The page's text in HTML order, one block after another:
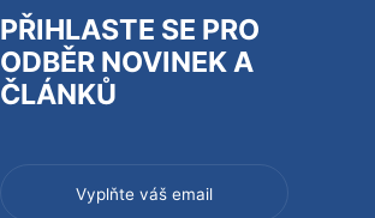
PŘIHLASTE SE PRO
ODBĚR NOVINEK A
ČLÁNKŮ